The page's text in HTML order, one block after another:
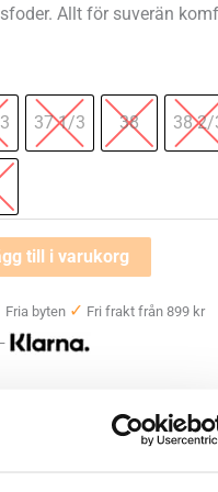
Allt för suverän
37 1/3 38 38 2/
till i varukorg
Fria byten ✓ Fri frakt från 899 kr
Promenadskor och Walkingskor
haglöfs walkingsko